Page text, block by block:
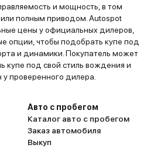
и мощность, в том
полным приводом. Autospot
цены у официальных дилеров,
опции, чтобы подобрать купе под
и динамики. Покупатель может
купе под свой стиль вождения и
проверенного дилера.
Авто с пробегом
Каталог авто с пробегом
Заказ автомобиля
Выкуп